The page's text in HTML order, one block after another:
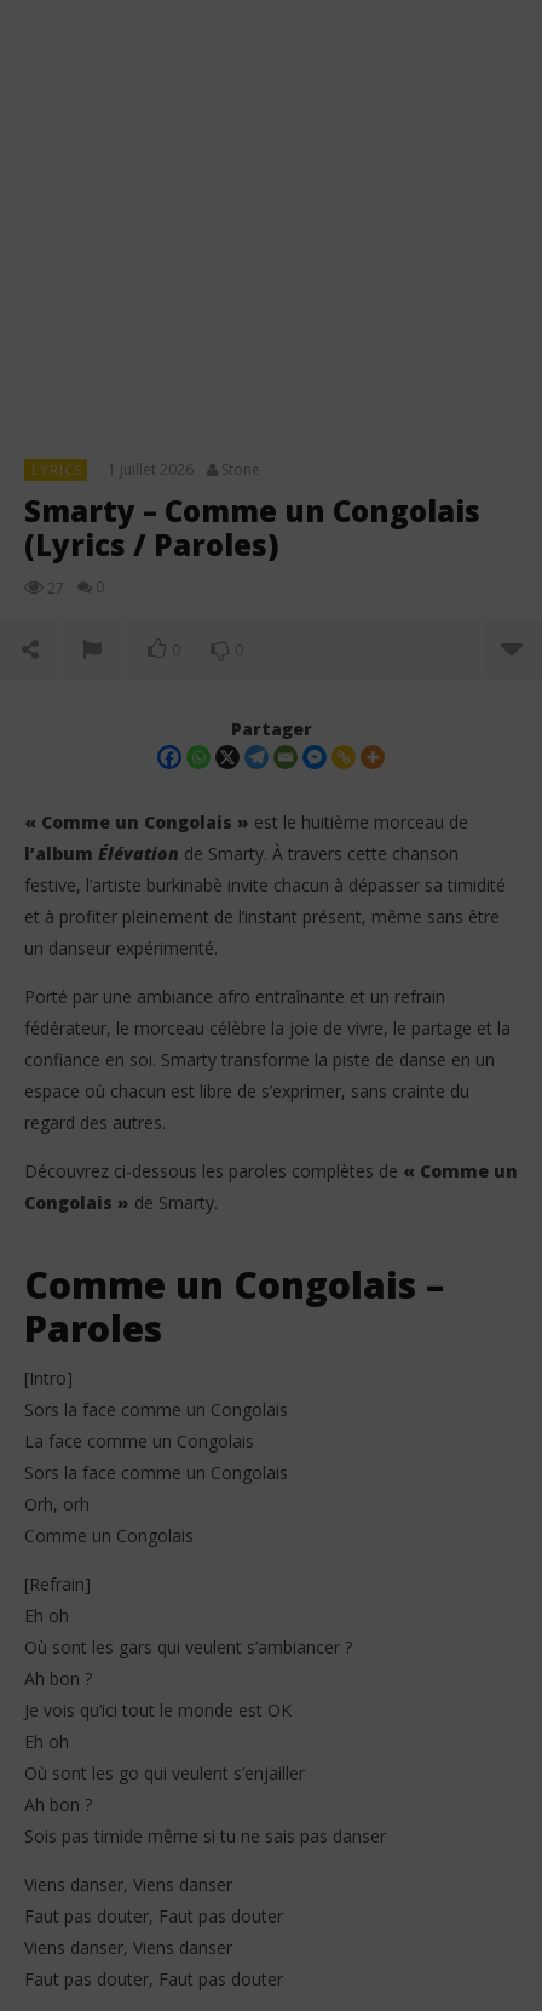
LYRICS 1 juillet 2026 Stone
Smarty – Comme un Congolais
(Lyrics / Paroles)
27 0
0 0
NOW VIEWING
Smarty – Comme un Congolais (Lyrics / Paroles)
1
juillet
2026
Partager
« Comme un Congolais » est le huitième morceau de
l’album Élévation de Smarty. À travers cette chanson
festive, l’artiste burkinabè invite chacun à dépasser sa timidité
et à profiter pleinement de l’instant présent, même sans être
un danseur expérimenté.
Porté par une ambiance afro entraînante et un refrain
fédérateur, le morceau célèbre la joie de vivre, le partage et la
confiance en soi. Smarty transforme la piste de danse en un
espace où chacun est libre de s’exprimer, sans crainte du
regard des autres.
Découvrez ci-dessous les paroles complètes de « Comme un
Congolais » de Smarty.
Comme un Congolais –
Paroles
[Intro]
Sors la face comme un Congolais
La face comme un Congolais
Sors la face comme un Congolais
Orh, orh
Comme un Congolais
[Refrain]
Eh oh
Où sont les gars qui veulent s’ambiancer ?
Ah bon ?
Je vois qu’ici tout le monde est OK
Eh oh
Où sont les go qui veulent s’enjailler
Ah bon ?
Sois pas timide même si tu ne sais pas danser
Viens danser, Viens danser
Faut pas douter, Faut pas douter
Viens danser, Viens danser
Faut pas douter, Faut pas douter